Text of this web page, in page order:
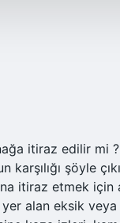
itiraz edilir mi
karşılığı şöyle
itiraz etmek için
alan eksik